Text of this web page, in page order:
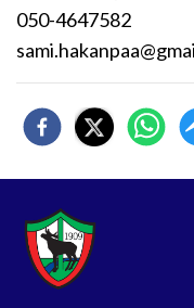
050-4647582